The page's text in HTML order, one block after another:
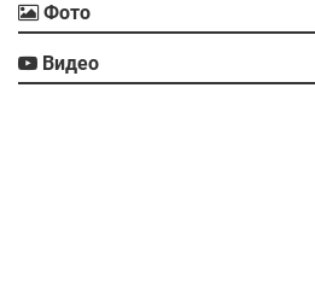
Фото
Видео